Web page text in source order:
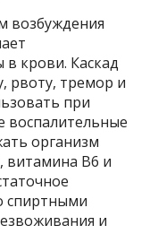
возбуждения
крови. Каскад
рвоту, тремор и
при
организм
витамина В6 и
спиртными
и